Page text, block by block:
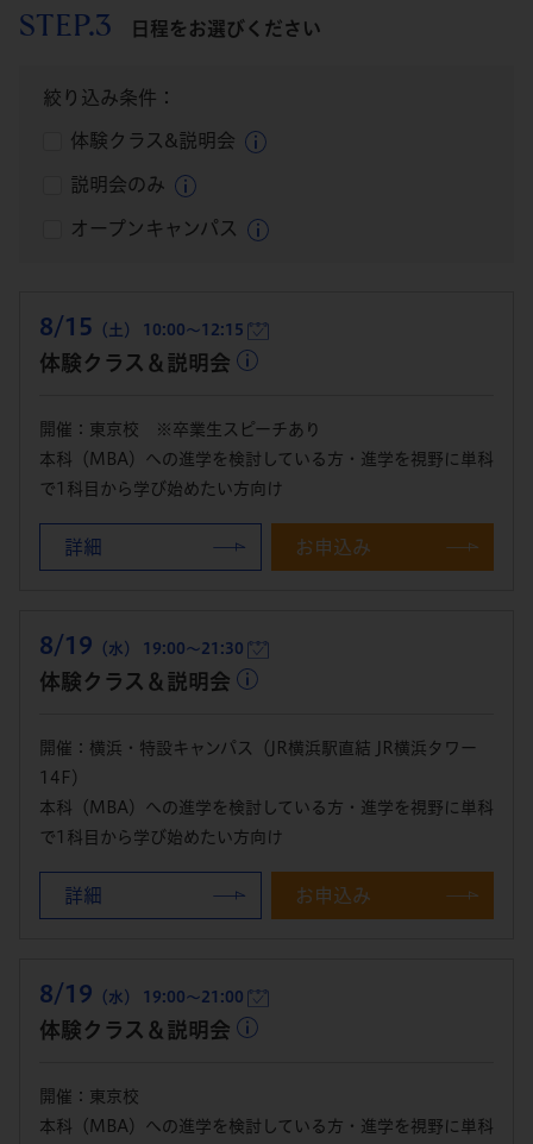
STEP.3 日程をお選びください
絞り込み条件：
体験クラス&説明会
説明会のみ
オープンキャンパス
8/15 （土） 10:00～12:15
体験クラス＆説明会
開催：東京校 ※卒業生スピーチあり
本科（MBA）への進学を検討している方・進学を視野に単科
で1科目から学び始めたい方向け
詳細 お申込み
8/19 （水） 19:00～21:30
体験クラス＆説明会
開催：横浜・特設キャンパス（JR横浜駅直結 JR横浜タワー
14F）
本科（MBA）への進学を検討している方・進学を視野に単科
で1科目から学び始めたい方向け
詳細 お申込み
8/19 （水） 19:00～21:00
体験クラス＆説明会
開催：東京校
本科（MBA）への進学を検討している方・進学を視野に単科